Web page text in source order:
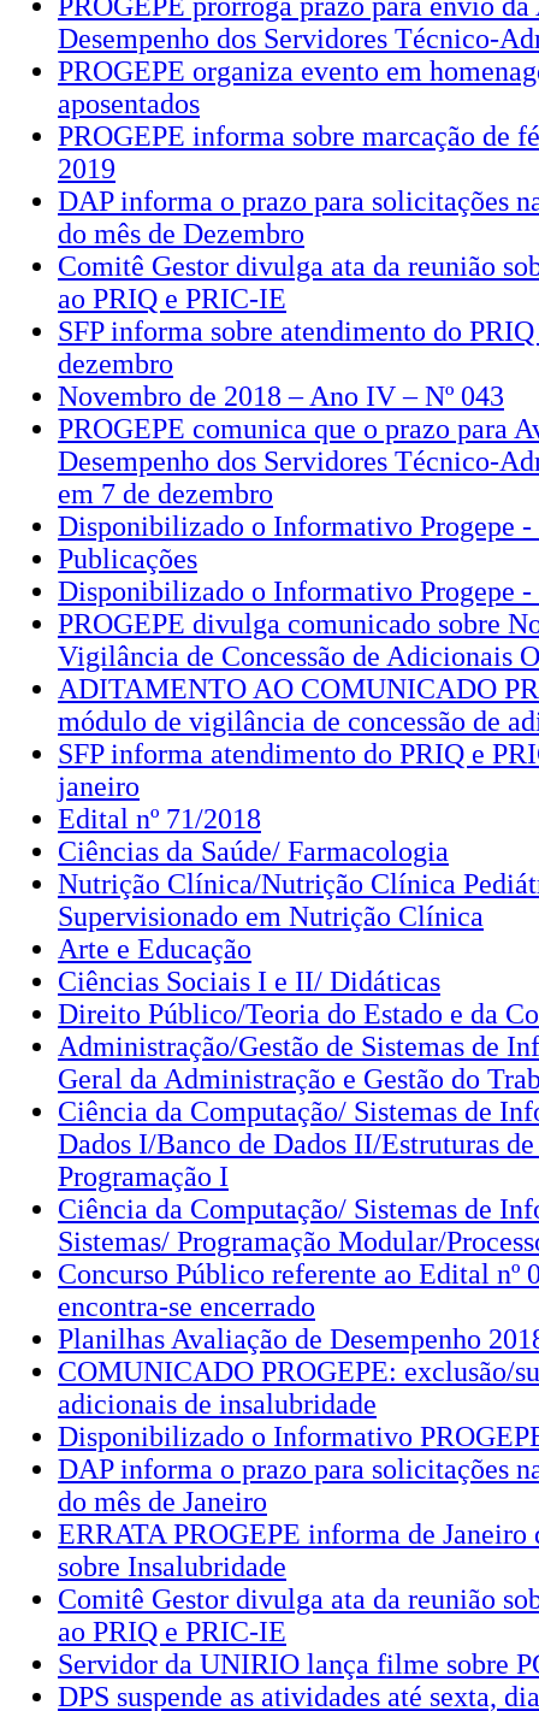
Desempenho dos Servidores Técnico-
PROGEPE organiza evento em
aposentados
PROGEPE informa sobre marcação de
2019
DAP informa o prazo para solicitações
do mês de Dezembro
Comitê Gestor divulga ata da reunião
ao PRIQ e PRIC-IE
SFP informa sobre atendimento do
dezembro
Novembro de 2018 – Ano IV – Nº 043
PROGEPE comunica que o prazo para
Desempenho dos Servidores Técnico-
em 7 de dezembro
Disponibilizado o Informativo Progepe -
Publicações
Disponibilizado o Informativo Progepe -
PROGEPE divulga comunicado sobre
Vigilância de Concessão de Adicionais
ADITAMENTO AO COMUNICADO
módulo de vigilância de concessão de
SFP informa atendimento do PRIQ e
janeiro
Edital nº 71/2018
Ciências da Saúde/ Farmacologia
Nutrição Clínica/Nutrição Clínica
Supervisionado em Nutrição Clínica
Arte e Educação
Ciências Sociais I e II/ Didáticas
Direito Público/Teoria do Estado e da
Administração/Gestão de Sistemas de
Geral da Administração e Gestão do
Ciência da Computação/ Sistemas de
Dados I/Banco de Dados II/Estruturas
Programação I
Ciência da Computação/ Sistemas de
Sistemas/ Programação Modular/
Concurso Público referente ao Edital nº
encontra-se encerrado
Planilhas Avaliação de Desempenho
COMUNICADO PROGEPE: exclusão/
adicionais de insalubridade
Disponibilizado o Informativo
DAP informa o prazo para solicitações
do mês de Janeiro
ERRATA PROGEPE informa de
sobre Insalubridade
Comitê Gestor divulga ata da reunião
ao PRIQ e PRIC-IE
Servidor da UNIRIO lança filme sobre
DPS suspende as atividades até sexta,